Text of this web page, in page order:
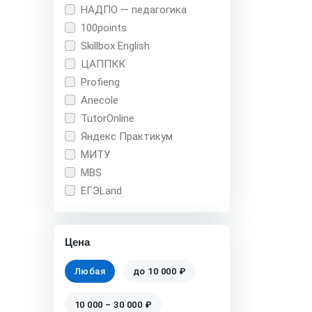
НАДПО — педагогика
100points
Skillbox English
ЦАППКК
Profieng
Anecole
TutorOnline
Яндекс Практикум
МИТУ
MBS
ЕГЭLand
Цена
Любая до 10 000 ₽
10 000 – 30 000 ₽